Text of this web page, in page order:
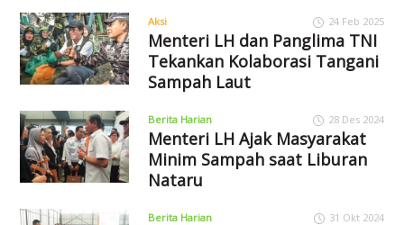
Aksi 24 Feb 2025
Menteri LH dan Panglima TNI
Tekankan Kolaborasi Tangani
Sampah Laut
Berita Harian 28 Des 2024
Menteri LH Ajak Masyarakat
Minim Sampah saat Liburan
Nataru
Berita Harian 31 Okt 2024